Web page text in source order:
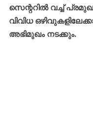
സെന്ററിൽ വച്ച്
വിവിധ
അഭിമുഖം നടക്കും.